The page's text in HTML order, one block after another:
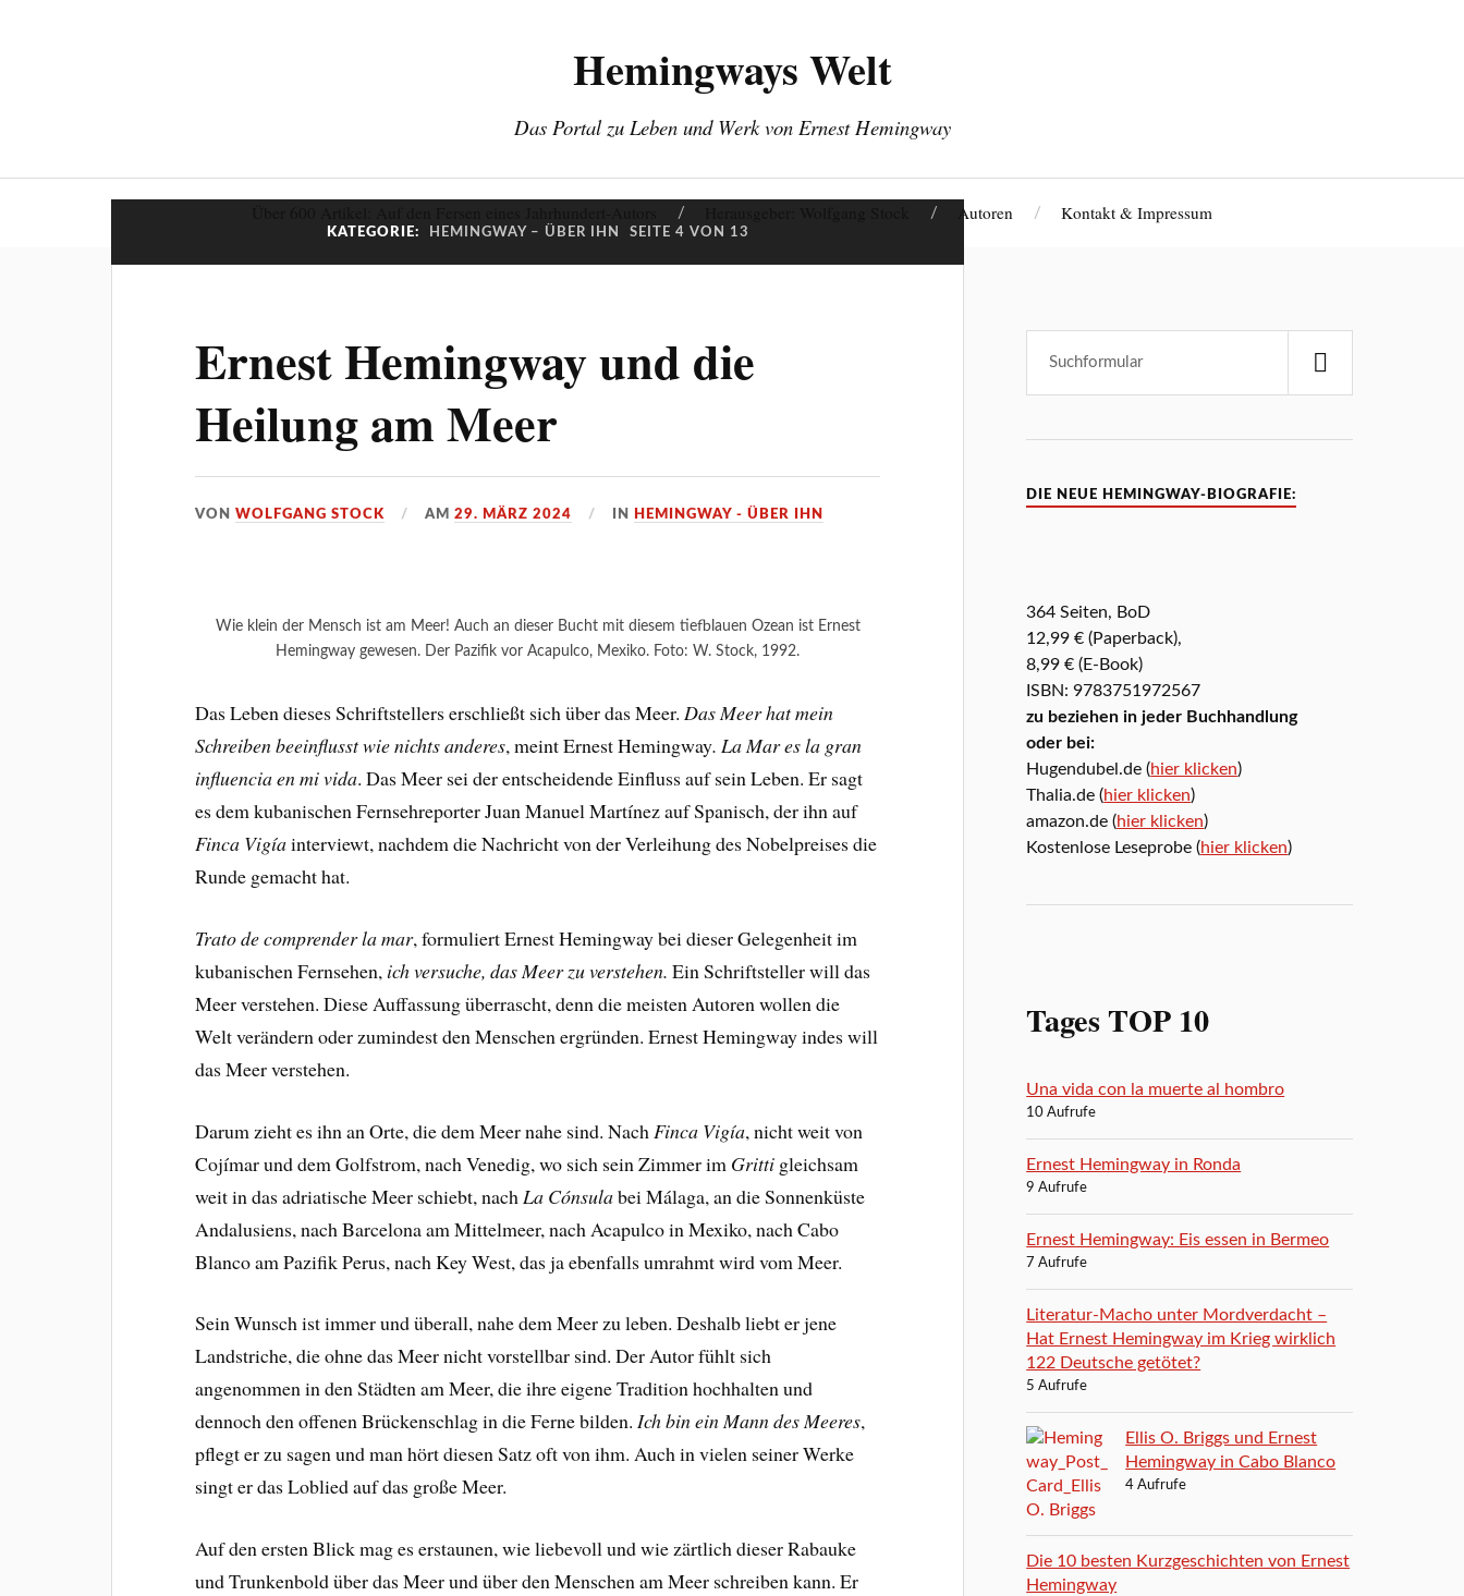
Hemingways Welt
Das Portal zu Leben und Werk von Ernest Hemingway
Autoren Kontakt & Impressum
KATEGORIE: HEMINGWAY – ÜBER IHN SEITE 4 VON 13
Ernest Hemingway und die
Heilung am Meer
VONWOLFGANG STOCK AM29. MÄRZ 2024 IN HEMINGWAY - ÜBER IHN
Wie klein der Mensch ist am Meer! Auch an dieser Bucht mit diesem tiefblauen Ozean ist Ernest
Hemingway gewesen. Der Pazifik vor Acapulco, Mexiko. Foto: W. Stock, 1992.
Das Leben dieses Schriftstellers erschließt sich über das Meer.Das Meer hat mein
Schreiben beeinflusst wie nichts anderes, meint Ernest Hemingway. La Mar es la gran
influencia en mi vida. Das Meer sei der entscheidende Einfluss auf sein Leben. Er sagt
es dem kubanischen Fernsehreporter Juan Manuel Martínez auf Spanisch, der ihn auf
Finca Vigíainterviewt, nachdem die Nachricht von der Verleihung des Nobelpreises die
Runde gemacht hat.
Trato de comprender la mar, formuliert Ernest Hemingway bei dieser Gelegenheit im
kubanischen Fernsehen, ich versuche, das Meer zu verstehen.Ein Schriftsteller will das
Meer verstehen. Diese Auffassung überrascht, denn die meisten Autoren wollen die
Welt verändern oder zumindest den Menschen ergründen. Ernest Hemingway indes will
das Meer verstehen.
Darum zieht es ihn an Orte, die dem Meer nahe sind. Nach Finca Vigía, nicht weit von
Cojímar und dem Golfstrom, nach Venedig, wo sich sein Zimmer im Gritti gleichsam
weit in das adriatische Meer schiebt, nach La Cónsulabei Málaga, an die Sonnenküste
Andalusiens, nach Barcelona am Mittelmeer, nach Acapulco in Mexiko, nach Cabo
Blanco am Pazifik Perus, nach Key West, das ja ebenfalls umrahmt wird vom Meer.
Sein Wunsch ist immer und überall, nahe dem Meer zu leben. Deshalb liebt er jene
Landstriche, die ohne das Meer nicht vorstellbar sind. Der Autor fühlt sich
angenommen in den Städten am Meer, die ihre eigene Tradition hochhalten und
dennoch den offenen Brückenschlag in die Ferne bilden.Ich bin ein Mann des Meeres,
pflegt er zu sagen und man hört diesen Satz oft von ihm. Auch in vielen seiner Werke
singt er das Loblied auf das große Meer.
Auf den ersten Blick mag es erstaunen, wie liebevoll und wie zärtlich dieser Rabauke
und Trunkenbold über das Meer und über den Menschen am Meer schreiben kann. Er
DIE NEUE HEMINGWAY-BIOGRAFIE:
364 Seiten, BoD
12,99 € (Paperback),
8,99 € (E-Book)
ISBN: 9783751972567
zu beziehen in jeder Buchhandlung
oder bei:
Hugendubel.de (hier klicken)
Thalia.de (hier klicken)
amazon.de (hier klicken)
Kostenlose Leseprobe (hier klicken)
Tages TOP 10
Una vida con la muerte al hombro
10 Aufrufe
Ernest Hemingway in Ronda
9 Aufrufe
Ernest Hemingway: Eis essen in Bermeo
7 Aufrufe
Literatur-Macho unter Mordverdacht –
Hat Ernest Hemingway im Krieg wirklich
122 Deutsche getötet?
5 Aufrufe
Ellis O. Briggs und Ernest
Hemingway in Cabo Blanco
4 Aufrufe
Die 10 besten Kurzgeschichten von Ernest
Hemingway